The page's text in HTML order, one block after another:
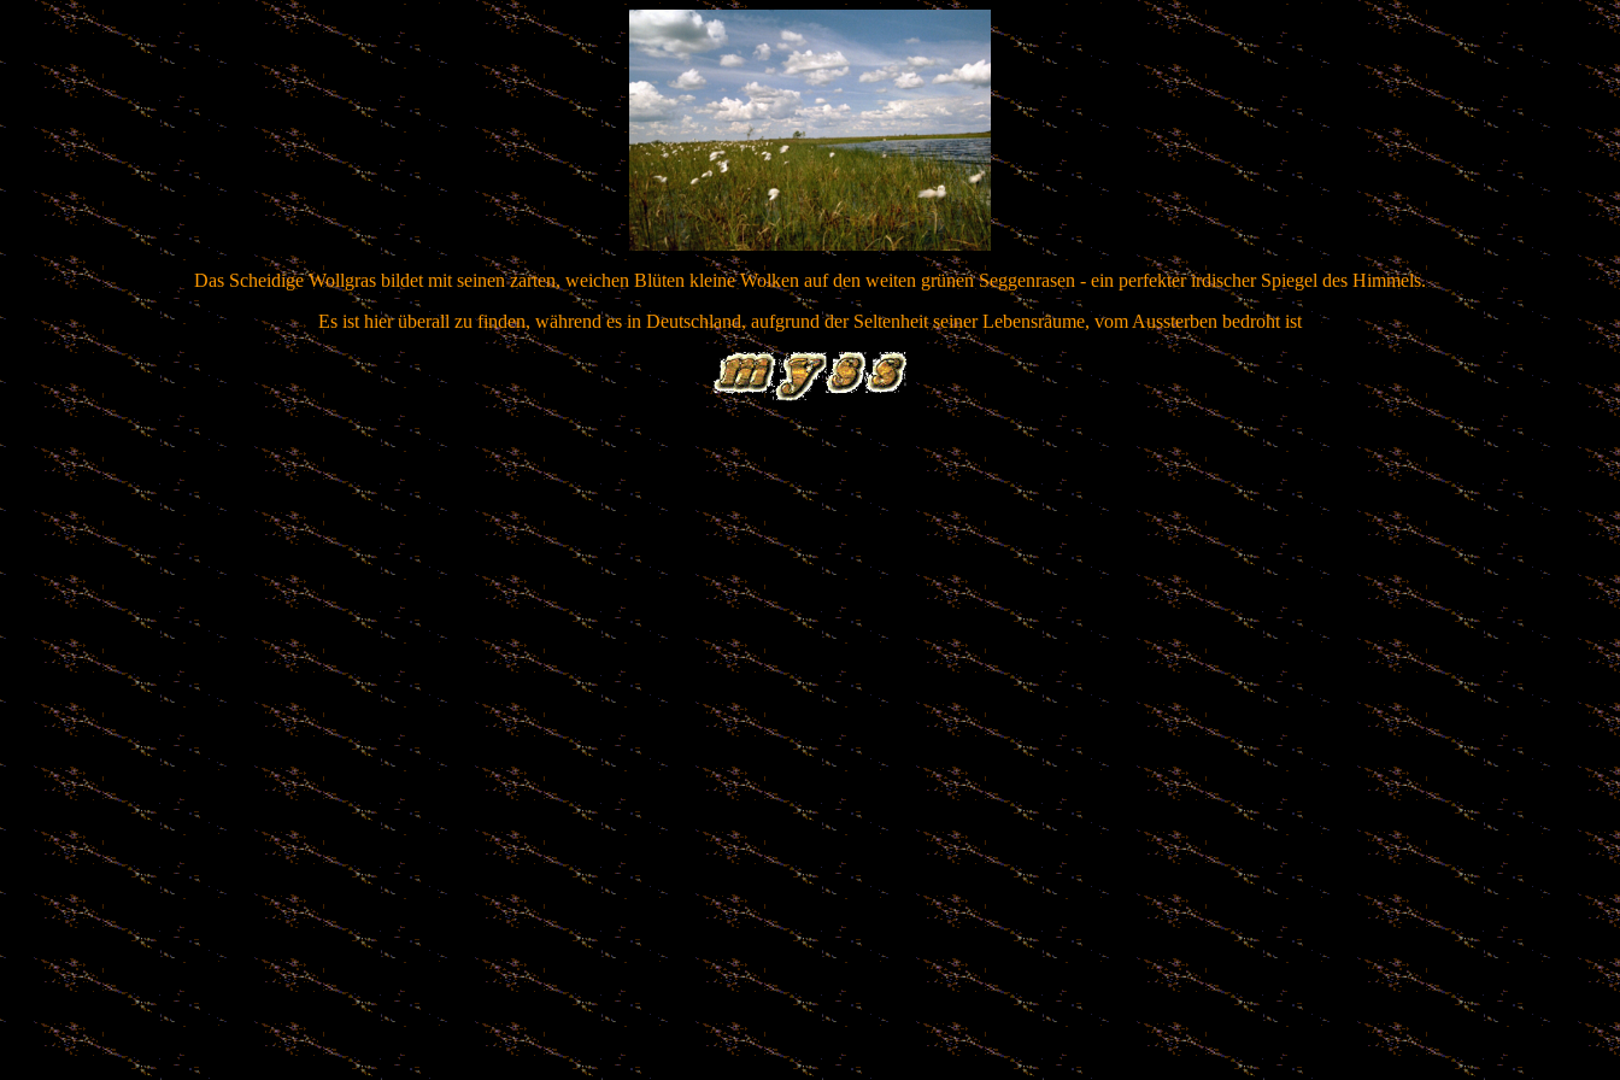
Das Scheidige Wollgras bildet mit seinen zarten, weichen Blüten kleine Wolken auf den weiten grünen Seggenrasen - ein perfekter irdischer Spiegel des Himmels.
Es ist hier überall zu finden, während es in Deutschland, aufgrund der Seltenheit seiner Lebensräume, vom Aussterben bedroht ist